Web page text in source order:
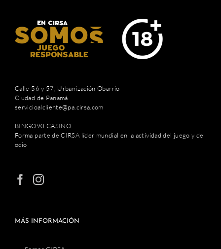
Calle 56 y 57, Urbanización Obarrio
Ciudad de Panamá
servicioalcliente@pa.cirsa.com
BINGO90 CASINO
Forma parte de CIRSA líder mundial en la actividad del juego y del
ocio
MÁS INFORMACIÓN